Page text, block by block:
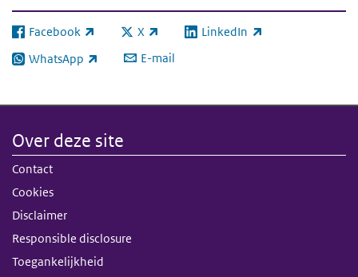
Facebook
(externe link) X
(externe link) LinkedIn
(externe link)
WhatsApp
(externe link) E-mail
Over deze site
Contact
Cookies
Disclaimer
Responsible disclosure
Toegankelijkheid